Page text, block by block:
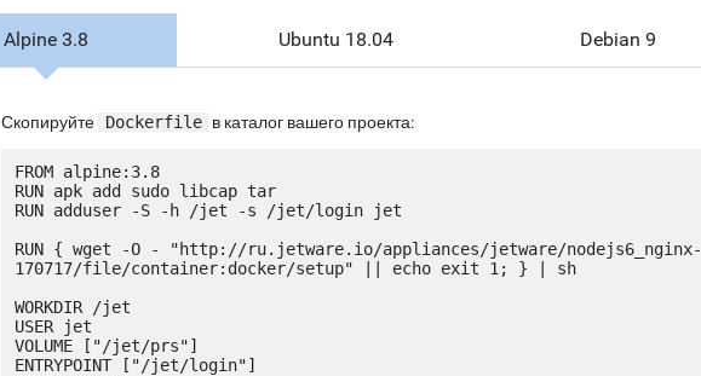
Alpine 3.8 Ubuntu 18.04 Debian 9
Скопируйте Dockerfile в каталог вашего проекта:
FROM alpine:3.8
RUN apk add sudo libcap tar
RUN adduser -S -h /jet -s /jet/login jet
RUN { wget -O - "http://ru.jetware.io/appliances/jetware/nodejs6_nginx-
170717/file/container:docker/setup" || echo exit 1; } | sh
WORKDIR /jet
USER jet
VOLUME ["/jet/prs"]
ENTRYPOINT ["/jet/login"]